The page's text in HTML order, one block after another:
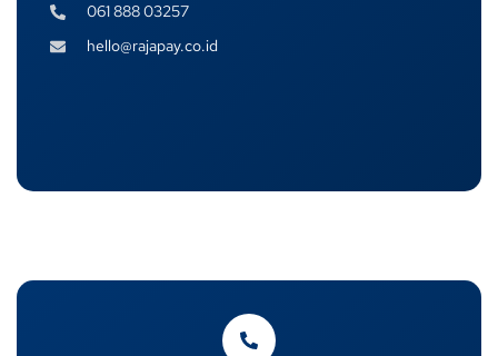
061 888 03257
hello@rajapay.co.id